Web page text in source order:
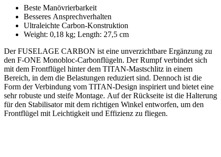
Beste Manövrierbarkeit
Besseres Ansprechverhalten
Ultraleichte Carbon-Konstruktion
Weight: 0,18 kg; Length: 27,5 cm
Der FUSELAGE CARBON ist eine unverzichtbare Ergänzung zu
den F-ONE Monobloc-Carbonflügeln. Der Rumpf verbindet sich
mit dem Frontflügel hinter dem TITAN-Mastschlitz in einem
Bereich, in dem die Belastungen reduziert sind. Dennoch ist die
Form der Verbindung vom TITAN-Design inspiriert und bietet eine
sehr robuste und steife Montage. Auf der Rückseite ist die Halterung
für den Stabilisator mit dem richtigen Winkel entworfen, um den
Frontflügel mit Leichtigkeit und Effizienz zu fliegen.